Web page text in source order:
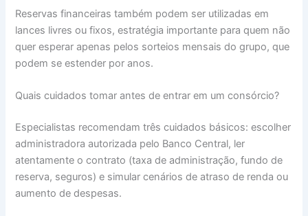
Reservas financeiras também podem ser utilizadas em
lances livres ou fixos, estratégia importante para quem não
quer esperar apenas pelos sorteios mensais do grupo, que
podem se estender por anos.
Quais cuidados tomar antes de entrar em um consórcio?
Especialistas recomendam três cuidados básicos: escolher
administradora autorizada pelo Banco Central, ler
atentamente o contrato (taxa de administração, fundo de
reserva, seguros) e simular cenários de atraso de renda ou
aumento de despesas.